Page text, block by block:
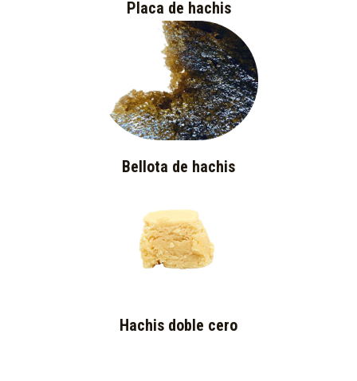
Placa de hachis
Bellota de hachis
Hachis doble cero